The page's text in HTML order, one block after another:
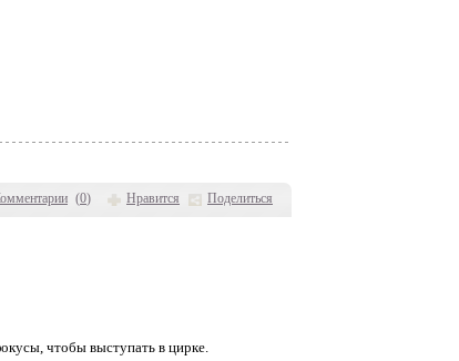
(0) Нравится Поделиться
чтобы выступать в цирке.